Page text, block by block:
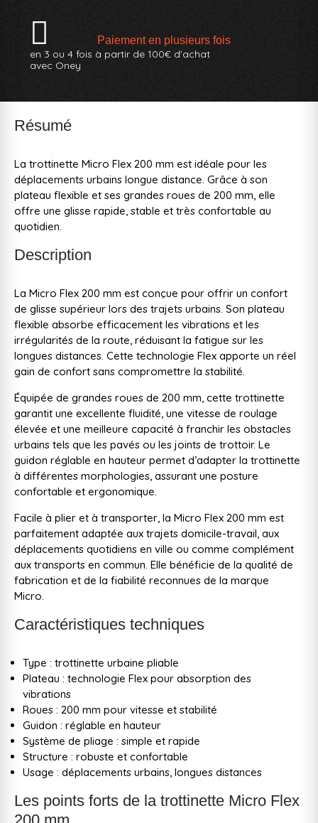
Paiement en plusieurs fois
en 3 ou 4 fois à partir de 100€ d'achat
avec Oney
Résumé
La trottinette Micro Flex 200 mm est idéale pour les
déplacements urbains longue distance. Grâce à son
plateau flexible et ses grandes roues de 200 mm, elle
offre une glisse rapide, stable et très confortable au
quotidien.
Description
La Micro Flex 200 mm est conçue pour offrir un confort
de glisse supérieur lors des trajets urbains. Son plateau
flexible absorbe efficacement les vibrations et les
irrégularités de la route, réduisant la fatigue sur les
longues distances. Cette technologie Flex apporte un réel
gain de confort sans compromettre la stabilité.
Équipée de grandes roues de 200 mm, cette trottinette
garantit une excellente fluidité, une vitesse de roulage
élevée et une meilleure capacité à franchir les obstacles
urbains tels que les pavés ou les joints de trottoir. Le
guidon réglable en hauteur permet d’adapter la trottinette
à différentes morphologies, assurant une posture
confortable et ergonomique.
Facile à plier et à transporter, la Micro Flex 200 mm est
parfaitement adaptée aux trajets domicile-travail, aux
déplacements quotidiens en ville ou comme complément
aux transports en commun. Elle bénéficie de la qualité de
fabrication et de la fiabilité reconnues de la marque
Micro.
Caractéristiques techniques
Type : trottinette urbaine pliable
Plateau : technologie Flex pour absorption des
vibrations
Roues : 200 mm pour vitesse et stabilité
Guidon : réglable en hauteur
Système de pliage : simple et rapide
Structure : robuste et confortable
Usage : déplacements urbains, longues distances
Les points forts de la trottinette Micro Flex